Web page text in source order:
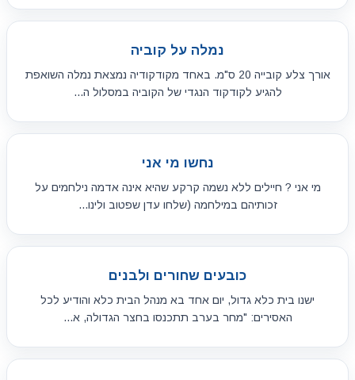
נמלה על קוביה
אורך צלע קובייה 20 ס"מ. באחד מקודקודיה נמצאת נמלה השואפת
להגיע לקודקוד הנגדי של הקוביה במסלול ה...
נחשו מי אני
מי אני ? חיילים ללא נשמה קרקע שהיא אינה אדמה נילחמים על
זכותיהם במילחמה (שלחו עדן שפטוב ולינו...
כובעים שחורים ולבנים
ישנו בית כלא גדול, יום אחד בא מנהל הבית כלא והודיע לכל
האסירים: "מחר בערב תתכנסו בחצר הגדולה, א...